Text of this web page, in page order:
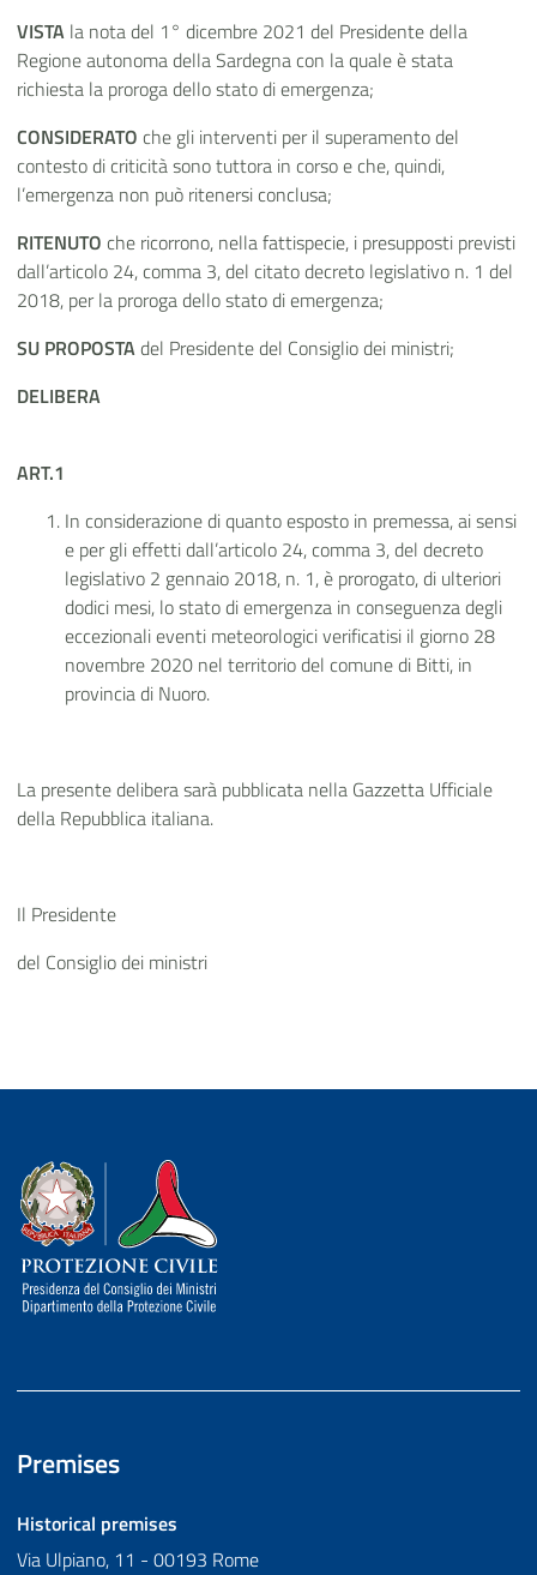
VISTA la nota del 1° dicembre 2021 del Presidente della
Regione autonoma della Sardegna con la quale è stata
richiesta la proroga dello stato di emergenza;
CONSIDERATO che gli interventi per il superamento del
contesto di criticità sono tuttora in corso e che, quindi,
l’emergenza non può ritenersi conclusa;
RITENUTO che ricorrono, nella fattispecie, i presupposti previsti
dall’articolo 24, comma 3, del citato decreto legislativo n. 1 del
2018, per la proroga dello stato di emergenza;
SU PROPOSTAdel Presidente del Consiglio dei ministri;
DELIBERA
ART.1
In considerazione di quanto esposto in premessa, ai sensi
e per gli effetti dall’articolo 24, comma 3, del decreto
legislativo 2 gennaio 2018, n. 1, è prorogato, di ulteriori
dodici mesi, lo stato di emergenza in conseguenza degli
eccezionali eventi meteorologici verificatisi il giorno 28
novembre 2020 nel territorio del comune di Bitti, in
provincia di Nuoro.
La presente delibera sarà pubblicata nella Gazzetta Ufficiale
della Repubblica italiana.
Il Presidente
del Consiglio dei ministri
Dipartimento della Protezione Civile
Premises
Historical premises
Via Ulpiano, 11 - 00193 Rome